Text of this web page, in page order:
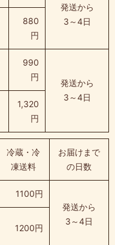
発送から
3～4日
880
円
990
円
発送から
3～4日
1,320
円
冷蔵・冷
凍送料
お届けまで
の日数
1100円
発送から
3～4日
1200円